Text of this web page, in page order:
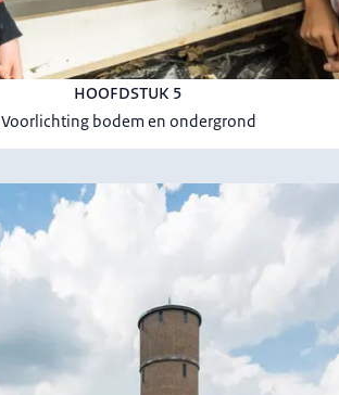
HOOFDSTUK 5
Voorlichting bodem en ondergrond